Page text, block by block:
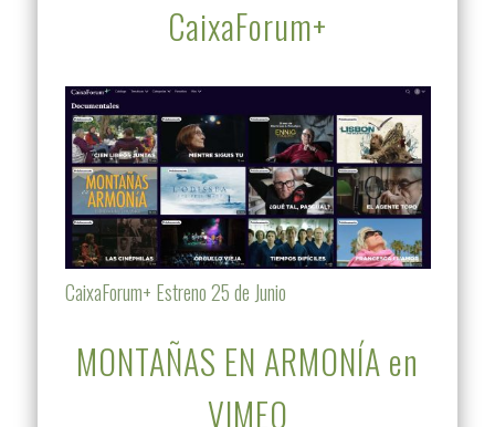
CaixaForum+
CaixaForum+ Estreno 25 de Junio
MONTAÑAS EN ARMONÍA en
VIMEO